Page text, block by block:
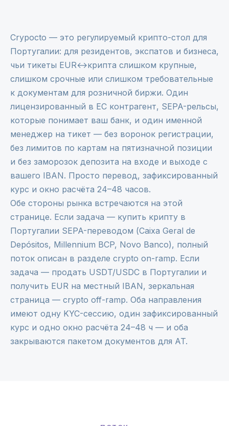
Crypocto — это регулируемый крипто-стол для
Португалии: для резидентов, экспатов и бизнеса,
чьи тикеты EUR↔крипта слишком крупные,
слишком срочные или слишком требовательные
к документам для розничной биржи. Один
лицензированный в ЕС контрагент, SEPA-рельсы,
которые понимает ваш банк, и один именной
менеджер на тикет — без воронок регистрации,
без лимитов по картам на пятизначной позиции
и без заморозок депозита на входе и выходе с
вашего IBAN. Просто перевод, зафиксированный
курс и окно расчёта 24–48 часов.
Обе стороны рынка встречаются на этой
странице. Если задача — купить крипту в
Португалии SEPA-переводом (Caixa Geral de
Depósitos, Millennium BCP, Novo Banco), полный
поток описан в разделе crypto on-ramp. Если
задача — продать USDT/USDC в Португалии и
получить EUR на местный IBAN, зеркальная
страница — crypto off-ramp. Оба направления
имеют одну KYC-сессию, один зафиксированный
курс и одно окно расчёта 24–48 ч — и оба
закрываются пакетом документов для AT.